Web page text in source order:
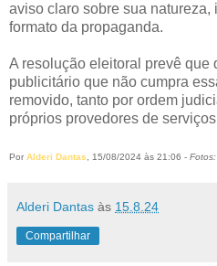
aviso claro sobre sua
formato da propaganda.
A resolução eleitoral prevê que
publicitário que não cumpra
removido, tanto por ordem
próprios provedores de
Por Alderi Dantas, 15/08/2024 às 21:06 -
Alderi Dantas às 15.8.24
Compartilhar